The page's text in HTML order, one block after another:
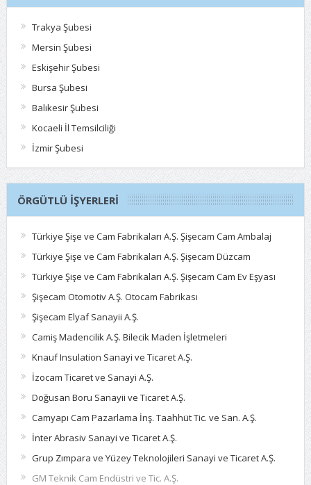
Trakya Şubesi
Mersin Şubesi
Eskişehir Şubesi
Bursa Şubesi
Balıkesir Şubesi
Kocaeli İl Temsilciliği
İzmir Şubesi
ÖRGÜTLÜ İŞYERLERI
Türkiye Şişe ve Cam Fabrikaları A.Ş. Şişecam Cam Ambalaj
Türkiye Şişe ve Cam Fabrikaları A.Ş. Şişecam Düzcam
Türkiye Şişe ve Cam Fabrikaları A.Ş. Şişecam Cam Ev Eşyası
Şişecam Otomotiv A.Ş. Otocam Fabrikası
Şişecam Elyaf Sanayii A.Ş.
Camiş Madencilik A.Ş. Bilecik Maden İşletmeleri
Knauf Insulation Sanayi ve Ticaret A.Ş.
İzocam Ticaret ve Sanayi A.Ş.
Doğusan Boru Sanayii ve Ticaret A.Ş.
Camyapı Cam Pazarlama İnş. Taahhüt Tic. ve San. A.Ş.
İnter Abrasiv Sanayi ve Ticaret A.Ş.
Grup Zımpara ve Yüzey Teknolojileri Sanayi ve Ticaret A.Ş.
GM Teknik Cam Endüstri ve Tic. A.Ş.